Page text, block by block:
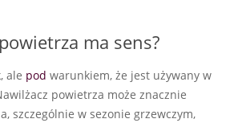
ma sens?
ale pod warunkiem, że jest używany w
powietrza może znacznie
szczególnie w sezonie grzewczym,